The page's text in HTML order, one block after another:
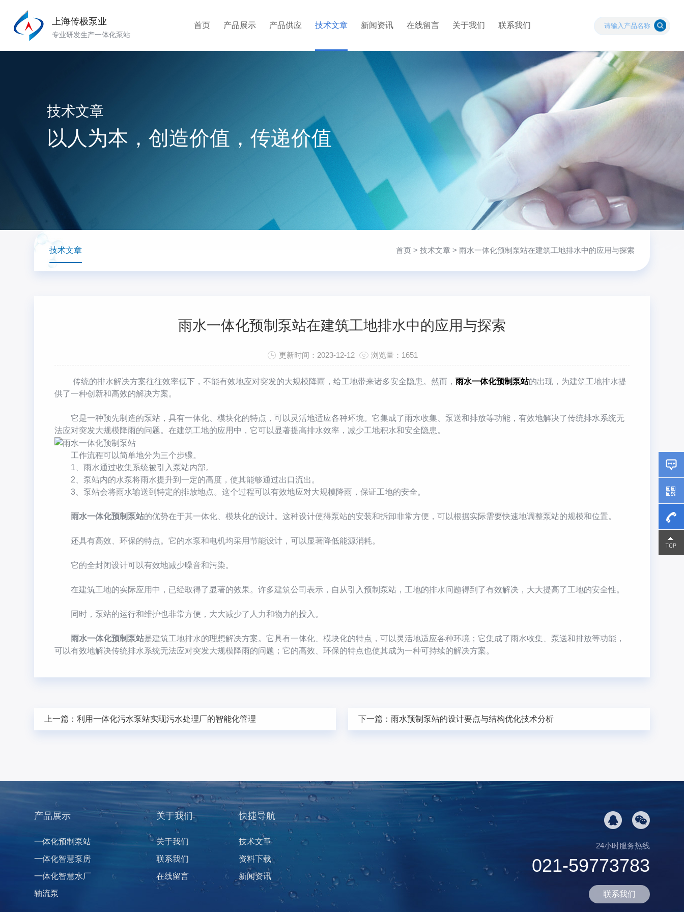
上海传极泵业
专业研发生产一体化泵站
首页 产品展示 产品供应 技术文章 新闻资讯 在线留言 关于我们 联系我们
技术文章
以人为本，创造价值，传递价值
首页> 技术文章 > 雨水一体化预制泵站在建筑工地排水中的应用与探索
技术文章
雨水一体化预制泵站在建筑工地排水中的应用与探索
更新时间：2023-12-12 浏览量：1651
传统的排水解决方案往往效率低下，不能有效地应对突发的大规模降雨，给工地带来诸多安全隐患。然而，雨水一体化预制泵站的出现，为建筑工地排水提
供了一种创新和高效的解决方案。
它是一种预先制造的泵站，具有一体化、模块化的特点，可以灵活地适应各种环境。它集成了雨水收集、泵送和排放等功能，有效地解决了传统排水系统无
法应对突发大规模降雨的问题。在建筑工地的应用中，它可以显著提高排水效率，减少工地积水和安全隐患。
工作流程可以简单地分为三个步骤。
1、雨水通过收集系统被引入泵站内部。
2、泵站内的水泵将雨水提升到一定的高度，使其能够通过出口流出。
3、泵站会将雨水输送到特定的排放地点。这个过程可以有效地应对大规模降雨，保证工地的安全。
雨水一体化预制泵站的优势在于其一体化、模块化的设计。这种设计使得泵站的安装和拆卸非常方便，可以根据实际需要快速地调整泵站的规模和位置。
还具有高效、环保的特点。它的水泵和电机均采用节能设计，可以显著降低能源消耗。
它的全封闭设计可以有效地减少噪音和污染。
在建筑工地的实际应用中，已经取得了显著的效果。许多建筑公司表示，自从引入预制泵站，工地的排水问题得到了有效解决，大大提高了工地的安全性。
同时，泵站的运行和维护也非常方便，大大减少了人力和物力的投入。
雨水一体化预制泵站是建筑工地排水的理想解决方案。它具有一体化、模块化的特点，可以灵活地适应各种环境；它集成了雨水收集、泵送和排放等功能，
可以有效地解决传统排水系统无法应对突发大规模降雨的问题；它的高效、环保的特点也使其成为一种可持续的解决方案。
上一篇：利用一体化污水泵站实现污水处理厂的智能化管理 下一篇：雨水预制泵站的设计要点与结构优化技术分析
产品展示
一体化预制泵站
一体化智慧泵房
一体化智慧水厂
轴流泵
关于我们
关于我们
联系我们
在线留言
快捷导航
技术文章
资料下载
新闻资讯
24小时服务热线
021-59773783
联系我们